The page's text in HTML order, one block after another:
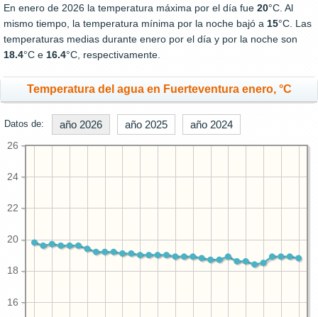
En enero de 2026 la temperatura máxima por el día fue 20°C. Al
mismo tiempo, la temperatura mínima por la noche bajó a 15°C. Las
temperaturas medias durante enero por el día y por la noche son
18.4°C e 16.4°C, respectivamente.
Temperatura del agua en Fuerteventura enero, °C
Datos de: año 2026 año 2025 año 2024
16
18
20
22
24
26